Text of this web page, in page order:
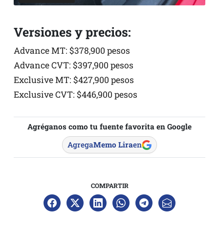
Versiones y precios:
Advance MT: $378,900 pesos
Advance CVT: $397,900 pesos
Exclusive MT: $427,900 pesos
Exclusive CVT: $446,900 pesos
Agréganos como tu fuente favorita en Google
AgregaMemo Liraen
COMPARTIR